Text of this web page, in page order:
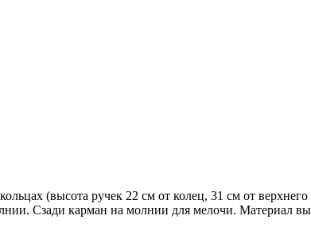
(высота ручек 22 см от колец, 31 см от
Сзади карман на молнии для мелочи. Материал